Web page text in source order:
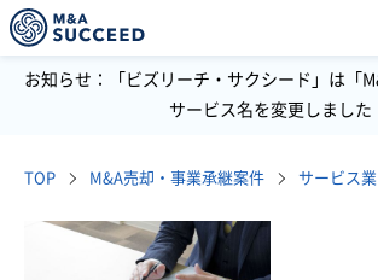
お知らせ：「ビズリーチ・サクシード」は「
サービス名を変更しました
TOP M&A売却・事業承継案件 サービス業